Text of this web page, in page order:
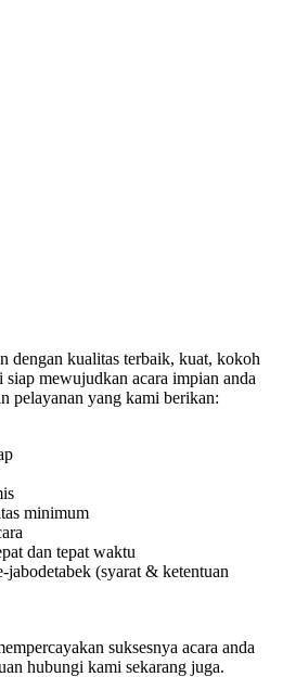
dengan kualitas terbaik, kuat, kokoh
mewujudkan acara impian anda
pelayanan yang kami berikan:
minimum
dan tepat waktu
jabodetabek (syarat & ketentuan
suksesnya acara anda
hubungi kami sekarang juga.